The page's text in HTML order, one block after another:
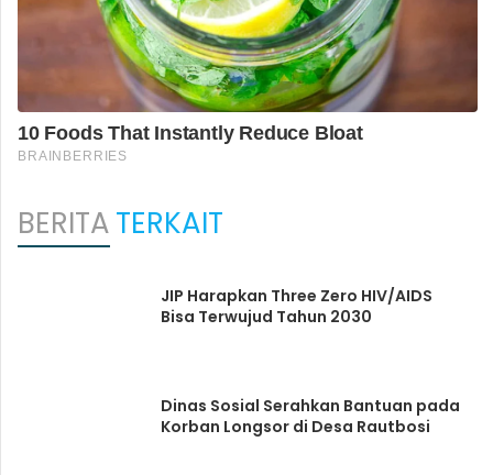
BERITATERKAIT
JIP Harapkan Three Zero HIV/AIDS
Bisa Terwujud Tahun 2030
Dinas Sosial Serahkan Bantuan pada
Korban Longsor di Desa Rautbosi